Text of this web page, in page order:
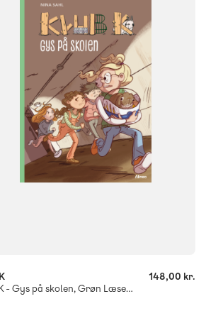
Klub K - Gys på skolen, Grøn Læseklub
148,00 kr.